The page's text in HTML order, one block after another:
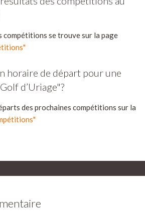
compétitions se trouve sur la page
horaire de départ pour une
d’Uriage"?
des prochaines compétitions sur la